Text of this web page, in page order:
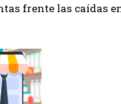
frente las caídas